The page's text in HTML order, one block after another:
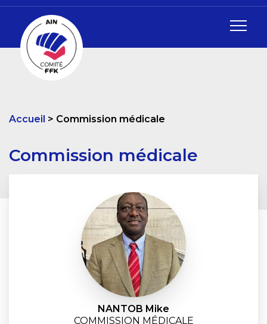
Accueil Commission médicale
Commission médicale
NANTOB Mike
COMMISSION MÉDICALE